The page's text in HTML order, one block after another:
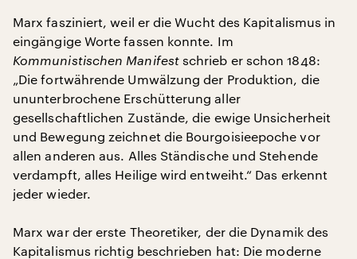
Marx fasziniert, weil er die Wucht des Kapitalismus in
eingängige Worte fassen konnte. Im
Kommunistischen Manifestschrieb er schon 1848:
„Die fortwährende Umwälzung der Produktion, die
ununterbrochene Erschütterung aller
gesellschaftlichen Zustände, die ewige Unsicherheit
und Bewegung zeichnet die Bourgoisieepoche vor
allen anderen aus. Alles Ständische und Stehende
verdampft, alles Heilige wird entweiht.“ Das erkennt
jeder wieder.
Marx war der erste Theoretiker, der die Dynamik des
Kapitalismus richtig beschrieben hat: Die moderne